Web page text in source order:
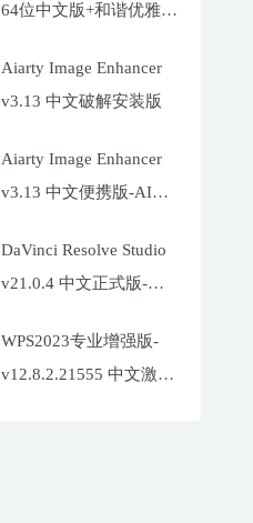
64位中文版+和谐优雅补
Aiarty Image Enhancer
v3.13 中文破解安装版
Aiarty Image Enhancer
v3.13 中文便携版-AI照
DaVinci Resolve Studio
v21.0.4 中文正式版-达
WPS2023专业增强版-
v12.8.2.21555 中文激活